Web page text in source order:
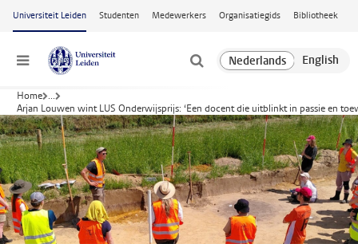
Ga naar hoofdinhoud
Universiteit Leiden Studenten Medewerkers Organisatiegids Bibliotheek
Menu
Home ...
Arjan Louwen wint LUS Onderwijsprijs: ‘Een docent die uitblinkt in passie en